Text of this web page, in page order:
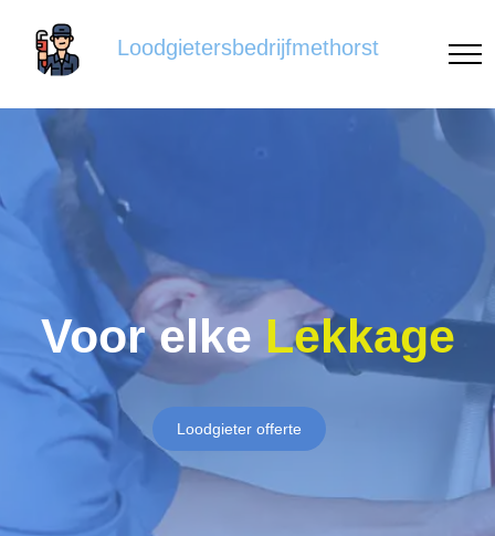
Loodgietersbedrijfmethorst
Voor elke Lekkage
Loodgieter offerte